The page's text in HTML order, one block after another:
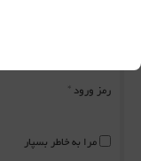
رمز ورود *
مرا به خاطر بسپار